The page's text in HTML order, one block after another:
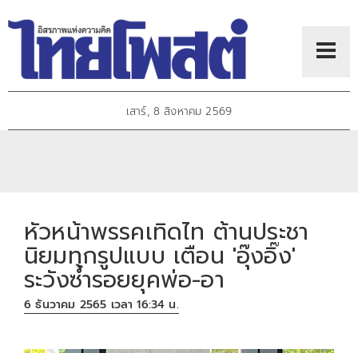
เสาร์, 8 สิงหาคม 2569
หัวหน้าพรรคเทิดไท ต้านประชา
นิยมทุกรูปแบบ เตือน 'อุ๊งอิ๊ง'
ระวังซ้ำรอยยุคพ่อ-อา
6 ธันวาคม 2565 เวลา 16:34 น.